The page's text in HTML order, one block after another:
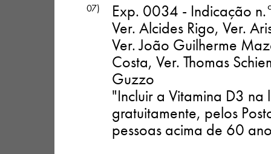
07)
Exp. 0034 - Indicação
Ver. Alcides Rigo, Ver.
Ver. João Guilherme
Costa, Ver. Thomas
Guzzo
"Incluir a Vitamina D3 na
gratuitamente, pelos
pessoas acima de 60